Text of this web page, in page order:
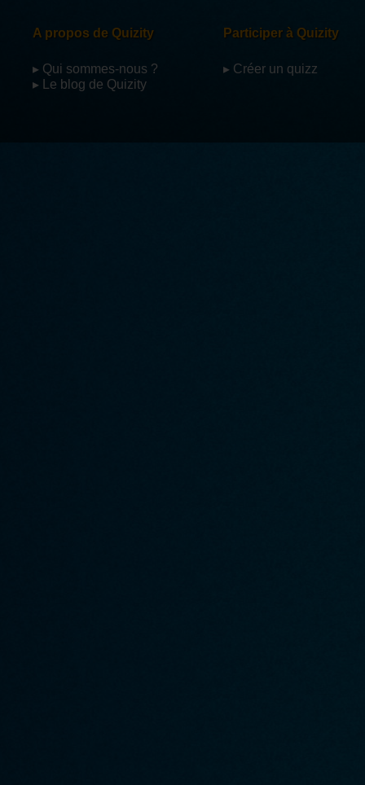
A propos de Quizity
▸ Qui sommes-nous ?
▸ Le blog de Quizity
Participer à Quizity
▸ Créer un quizz